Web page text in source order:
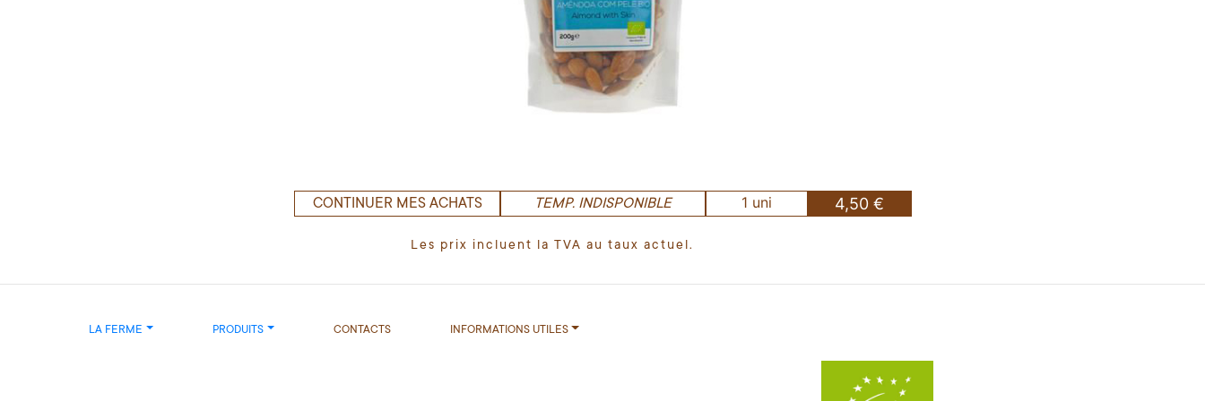
CONTINUER MES ACHATS TEMP. INDISPONIBLE 1 uni 4,50 €
Les prix incluent la TVA au taux actuel.
LA FERME PRODUITS CONTACTS INFORMATIONS UTILES